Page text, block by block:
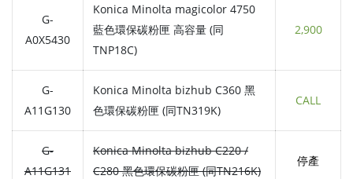
G-
A0X5430
Konica Minolta magicolor 4750
藍色環保碳粉匣 高容量 (同
TNP18C)
2,900
G-
A11G130
Konica Minolta bizhub C360 黑
色環保碳粉匣 (同TN319K)
CALL
G-
A11G131
Konica Minolta bizhub C220 /
C280 黑色環保碳粉匣 (同TN216K)
停產